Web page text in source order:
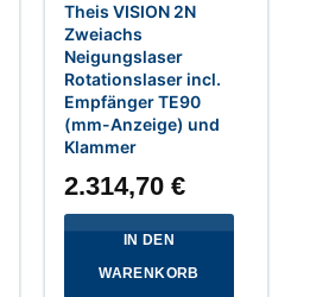
Theis VISION 2N
Zweiachs
Neigungslaser
Rotationslaser incl.
Empfänger TE90
(mm-Anzeige) und
Klammer
2.314,70€
IN DEN
WARENKORB